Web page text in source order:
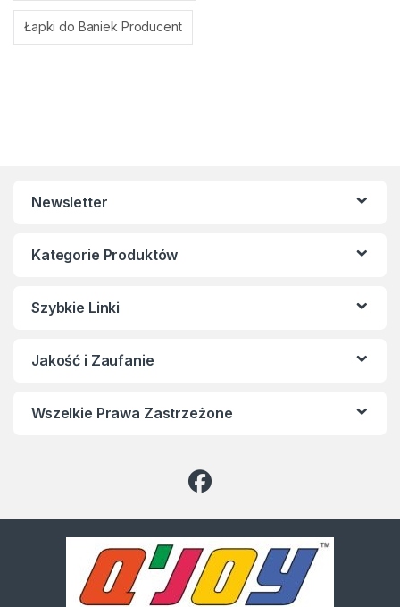
Łapki do Baniek Producent
Newsletter
Kategorie Produktów
Szybkie Linki
Jakość i Zaufanie
Wszelkie Prawa Zastrzeżone